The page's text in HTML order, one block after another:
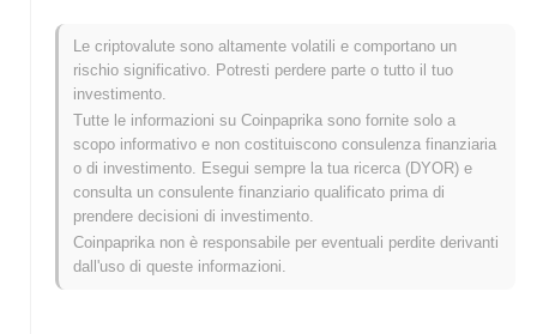
mirata a fornire una piattaforma di trading decentralizzata. È stato
creato da un team di sviluppatori focalizzati sul miglioramento
della privacy e della sicurezza degli utenti nel trading. Il progetto
ha guadagnato slancio con la sua prima quotazione su vari
exchange di criptovalute, il che ha contribuito a stabilire la sua
presenza nel mercato. Lo sviluppo iniziale è stato caratterizzato
dal coinvolgimento della comunità e da sforzi per migliorare le
funzionalità della piattaforma, posizionando Bitmarket come un
attore notevole nel panorama crypto in evoluzione.
Cosa ci aspetta per Bitmarket?
Le criptovalute sono altamente volatili e comportano un
rischio significativo. Potresti perdere parte o tutto il tuo
investimento.
Tutte le informazioni su Coinpaprika sono fornite solo a
scopo informativo e non costituiscono consulenza finanziaria
o di investimento. Esegui sempre la tua ricerca (DYOR) e
consulta un consulente finanziario qualificato prima di
prendere decisioni di investimento.
Coinpaprika non è responsabile per eventuali perdite derivanti
dall'uso di queste informazioni.